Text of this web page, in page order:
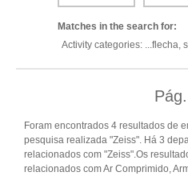
Matches in the search for:
Activity categories: ...flecha,
Pág.
Foram encontrados 4 resultados de
pesquisa realizada "Zeiss". Há 3
relacionados com "Zeiss".Os
relacionados com Ar Comprimido,